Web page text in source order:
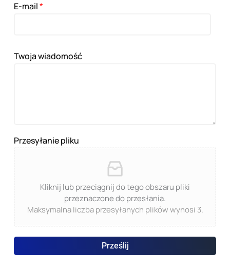
E-mail*
Twoja wiadomość
Przesyłanie pliku
Kliknij lub przeciągnij do tego obszaru pliki
przeznaczone do przesłania.
Maksymalna liczba przesyłanych plików wynosi 3.
Prześlij